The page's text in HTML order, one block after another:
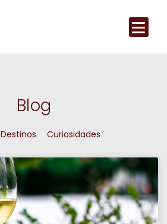
Blog
Destinos Curiosidades